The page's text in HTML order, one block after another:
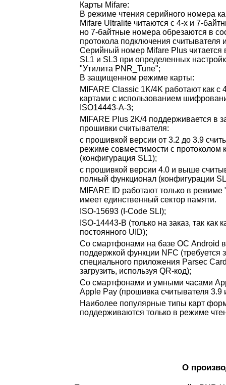
Карты Mifare:
В режиме чтения серийного номера
Mifare Ultralite читаются с 4-х и 7-
но 7-байтные номера обрезаются в
протокола подключения считывателя
Серийный номер Mifare Plus читается
SL1 и SL3 при определенных
"Утилита PNR_Tune";
В защищенном режиме карты:
MIFARE Classic 1K/4K работают как с
картами с использованием
ISO14443-A-3;
MIFARE Plus 2K/4 поддерживается в
прошивки считывателя:
с прошивкой версии от 3.2 до 3.9
режиме совместимости с протоколом
(конфигурация SL1);
с прошивкой версии 4.0 и выше
полный функционал (конфигурации
MIFARE ID работают только в
имеет единственный сектор памяти.
ISO-15693 (I-Code SLI);
ISO-14443-B (только на заказ, так как
постоянного UID);
Со смартфонами на базе ОС Android
поддержкой функции NFC (требуется
специального приложения Parsec
загрузить, используя QR-код);
Со смартфонами и умными часами
Apple Pay (прошивка считывателя
Наиболее популярные типы карт
поддерживаются только в режиме
О